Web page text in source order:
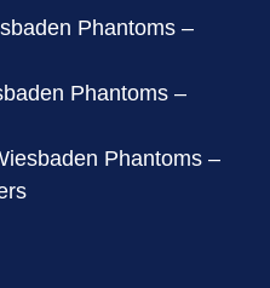
Phantoms –
Phantoms –
Phantoms –